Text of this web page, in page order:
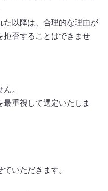
以降は、合理的な理由が
拒否することはできませ
。
重視して選定いたしま
いただきます。